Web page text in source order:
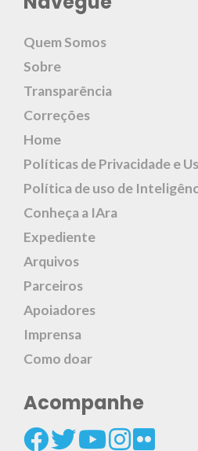
Quem Somos
Sobre
Transparência
Correções
Home
Políticas de Privacidade e
Política de uso de
Conheça a IAra
Expediente
Arquivos
Parceiros
Apoiadores
Imprensa
Como doar
Acompanhe